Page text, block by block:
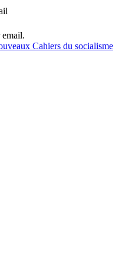
email.
Cahiers du socialisme